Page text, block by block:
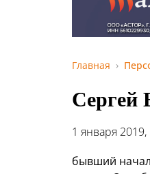
Главная
Сергей
1 января 2019,
бывший